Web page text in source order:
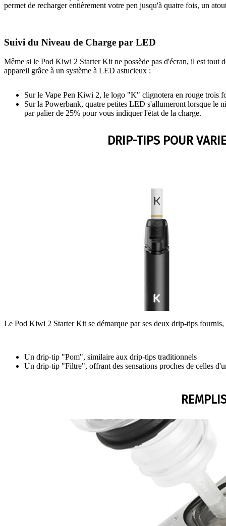
permet de recharger entièrement votre pen jusqu'à quatre fois, un
Suivi du Niveau de Charge par LED
Même si le Pod Kiwi 2 Starter Kit ne possède pas d'écran, il est tout
appareil grâce à un système à LED astucieux :
Sur le Vape Pen Kiwi 2, le logo "K" clignotera en rouge trois
Sur la Powerbank, quatre petites LED s'allumeront lorsque le
par palier de 25% pour vous indiquer l'état de la charge.
DRIP-TIPS POUR
Le Pod Kiwi 2 Starter Kit se démarque par ses deux drip-tips fournis,
Un drip-tip "Pom", similaire aux drip-tips traditionnels
Un drip-tip "Filtre", offrant des sensations proches de celles